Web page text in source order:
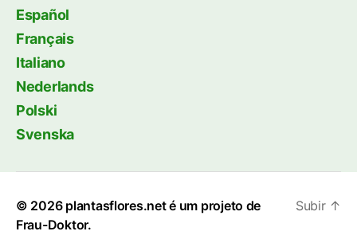
Español
Français
Italiano
Nederlands
Polski
Svenska
© 2026 plantasflores.net é um projeto de
Frau-Doktor.
Subir ↑